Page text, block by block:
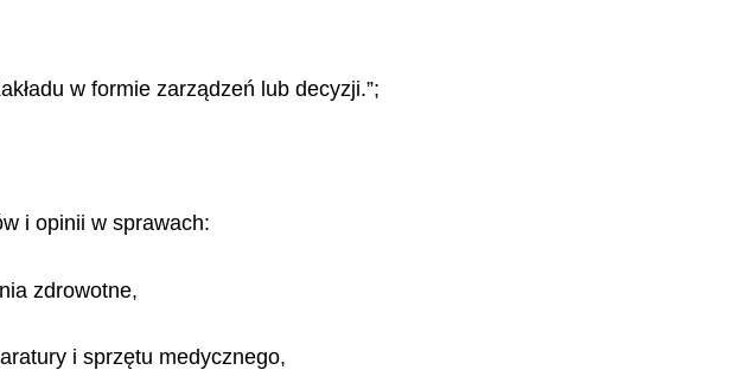
w formie zarządzeń lub decyzji.”;
i opinii w sprawach:
zdrowotne,
i sprzętu medycznego,